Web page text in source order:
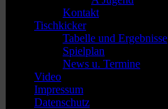
Kontakt
Tischkicker
Tabelle und Ergebnisse
Spielplan
News u. Termine
Video
Impressum
Datenschutz